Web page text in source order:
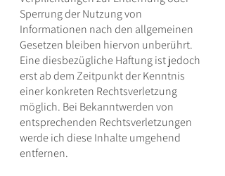
Sperrung der Nutzung von
Informationen nach den allgemeinen
Gesetzen bleiben hiervon unberührt.
Eine diesbezügliche Haftung ist jedoch
erst ab dem Zeitpunkt der Kenntnis
einer konkreten Rechtsverletzung
möglich. Bei Bekanntwerden von
entsprechenden Rechtsverletzungen
werde ich diese Inhalte umgehend
entfernen.